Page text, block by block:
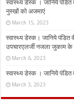
स्वास्थ्य डेस्क । जानिये पंडित
नुस्‍खों को अजमाएं
March 15, 2023
स्वास्थ्य डेस्क। जानिये पंडित
उपचारएलर्जी नजला जुकाम
March 6, 2023
स्वास्थ्य डेस्क । जानिये पंडित
March 3, 2023